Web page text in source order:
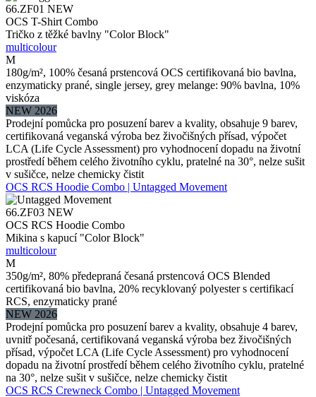
66.ZF01 NEW
OCS T-Shirt Combo
Tričko z těžké bavlny "Color Block"
multicolour
M
180g/m², 100% česaná prstencová OCS certifikovaná bio bavlna,
enzymaticky prané, single jersey, grey melange: 90% bavlna, 10%
viskóza
NEW 2026
Prodejní pomůcka pro posuzení barev a kvality, obsahuje 9 barev,
certifikovaná veganská výroba bez živočišných přísad, výpočet
LCA (Life Cycle Assessment) pro vyhodnocení dopadu na životní
prostředí během celého životního cyklu, pratelné na 30°, nelze sušit
v sušičce, nelze chemicky čistit
OCS RCS Hoodie Combo | Untagged Movement
66.ZF03 NEW
OCS RCS Hoodie Combo
Mikina s kapucí "Color Block"
multicolour
M
350g/m², 80% předepraná česaná prstencová OCS Blended
certifikovaná bio bavlna, 20% recyklovaný polyester s certifikací
RCS, enzymaticky prané
NEW 2026
Prodejní pomůcka pro posuzení barev a kvality, obsahuje 4 barev,
uvnitř počesaná, certifikovaná veganská výroba bez živočišných
přísad, výpočet LCA (Life Cycle Assessment) pro vyhodnocení
dopadu na životní prostředí během celého životního cyklu, pratelné
na 30°, nelze sušit v sušičce, nelze chemicky čistit
OCS RCS Crewneck Combo | Untagged Movement